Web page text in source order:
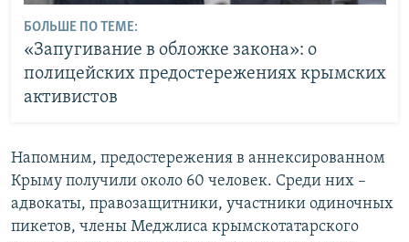
БОЛЬШЕ ПО ТЕМЕ:
«Запугивание в обложке закона»: о
полицейских предостережениях крымских
активистов
Напомним, п​редостережения в аннексированном
Крыму получили около 60 человек. Среди них –
адвокаты, правозащитники, участники одиночных
пикетов, члены Меджлиса крымскотатарского